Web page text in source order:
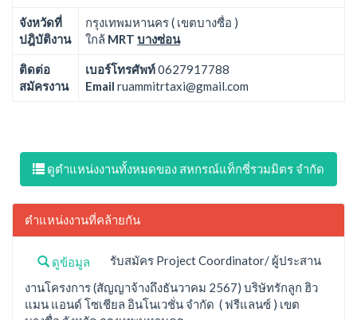
จังหวัดที่
ปฎิบัติงาน
กรุงเทพมหานคร ( เขตบางซื่อ )
ใกล้ MRT บางซ่อน
ติดต่อ
สมัครงาน
เบอร์โทรศัพท์0627917788
Email ruammitrtaxi@gmail.com
ดูตำแหน่งงานทั้งหมดของ สหกรณ์แท็กซี่รวมมิตร จำกัด
ตำแหน่งงานที่คล้ายกัน
ดูข้อมูล
รับสมัคร Project Coordinator/ ผู้ประสาน
งานโครงการ (สัญญาจ้างถึงธันวาคม 2567) บริษัทรักลูก ฮิว
แมน แอนด์ โซเชียล อินโนเวชั่น จำกัด ( ฟรีแลนซ์ ) เขต